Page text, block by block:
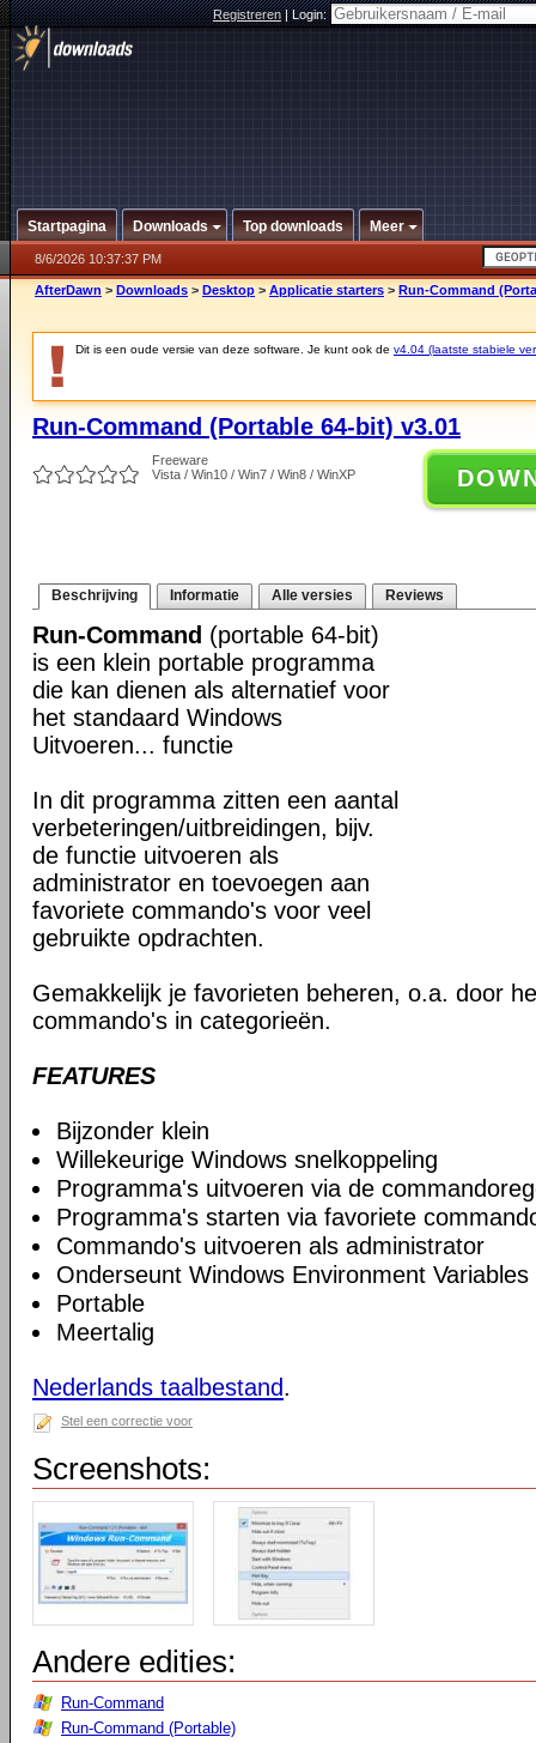
Registreren|Login:
Startpagina Downloads Top downloads Meer
8/6/2026 10:37:37 PM
AfterDawn > Downloads > Desktop > Applicatie starters > Run-Command
Dit is een oude versie van deze software. Je kunt ook de v4.04 (laatste stabiele
Run-Command (Portable 64-bit) v3.01
Freeware
Vista / Win10 / Win7 / Win8 / WinXP
Beschrijving Informatie Alle versies Reviews
Run-Command (portable 64-bit)
is een klein portable programma
die kan dienen als alternatief voor
het standaard Windows
Uitvoeren... functie
In dit programma zitten een aantal
verbeteringen/uitbreidingen, bijv.
de functie uitvoeren als
administrator en toevoegen aan
favoriete commando's voor veel
gebruikte opdrachten.
Gemakkelijk je favorieten beheren, o.a. door
commando's in categorieën.
FEATURES
Bijzonder klein
Willekeurige Windows snelkoppeling
Programma's uitvoeren via de
Programma's starten via favoriete
Commando's uitvoeren als administrator
Onderseunt Windows Environment Variables
Portable
Meertalig
Nederlands taalbestand.
Stel een correctie voor
Screenshots:
Andere edities:
Run-Command
Run-Command (Portable)